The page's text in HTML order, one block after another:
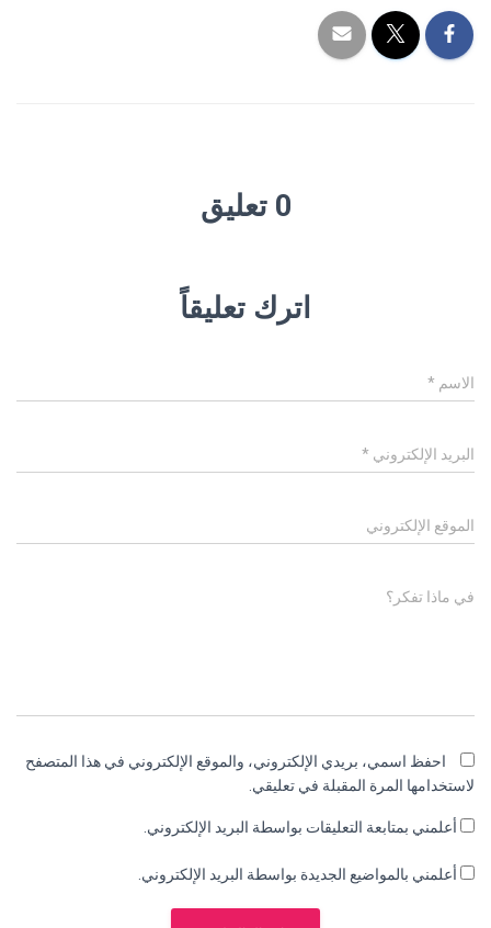
0 تعليق
اترك تعليقاً
الاسم *
البريد الإلكتروني *
الموقع الإلكتروني
في ماذا تفكر؟
احفظ اسمي، بريدي الإلكتروني، والموقع الإلكتروني في هذا المتصفح
لاستخدامها المرة المقبلة في تعليقي.
أعلمني بمتابعة التعليقات بواسطة البريد الإلكتروني.
أعلمني بالمواضيع الجديدة بواسطة البريد الإلكتروني.